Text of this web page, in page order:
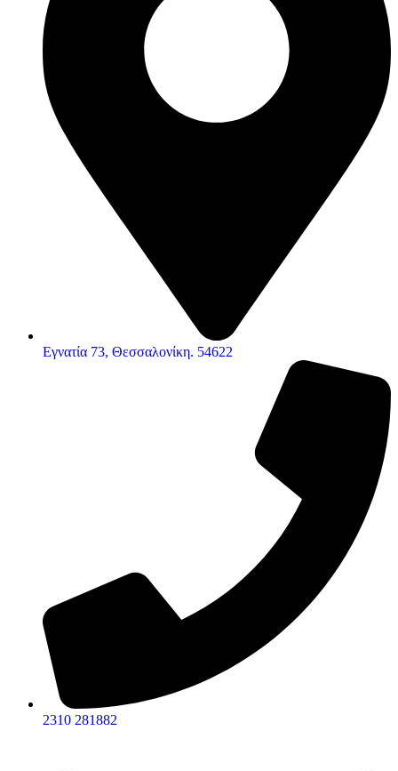
Εγνατία 73, Θεσσαλονίκη. 54622
2310 281882